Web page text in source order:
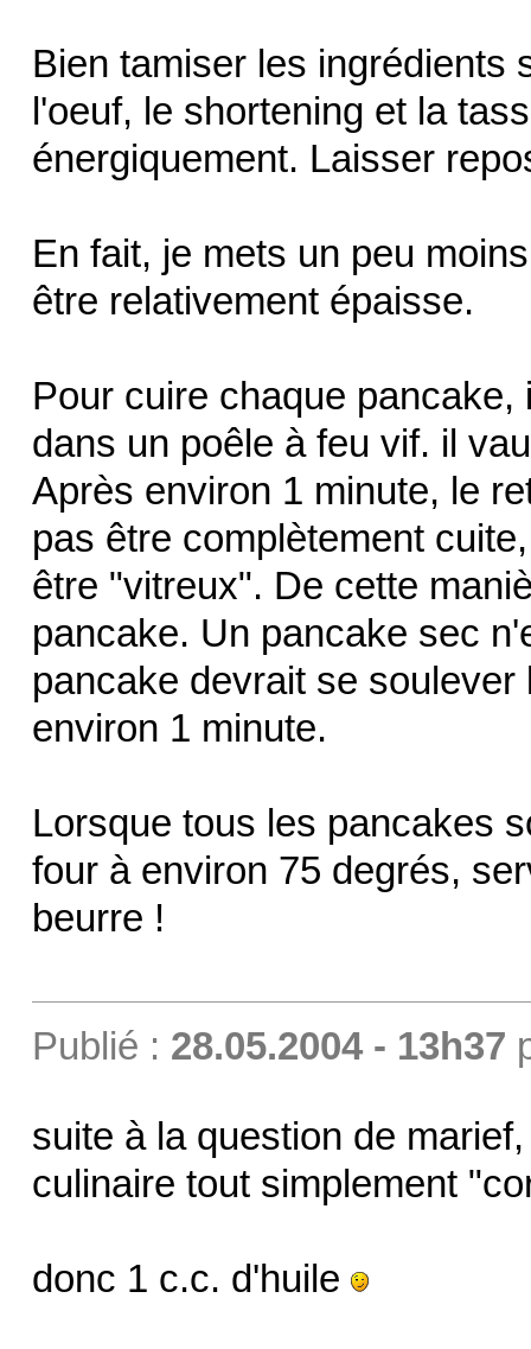
Bien tamiser les ingrédients
l'oeuf, le shortening et la
énergiquement. Laisser
En fait, je mets un peu
être relativement épaisse.
Pour cuire chaque
dans un poêle à feu vif. il
Après environ 1 minute, le
pas être complètement
être "vitreux". De cette
pancake. Un pancake sec
pancake devrait se
environ 1 minute.
Lorsque tous les pancakes
four à environ 75 degrés,
beurre !
Publié : 28.05.2004 - 13h37
suite à la question de
culinaire tout simplement
donc 1 c.c. d'huile